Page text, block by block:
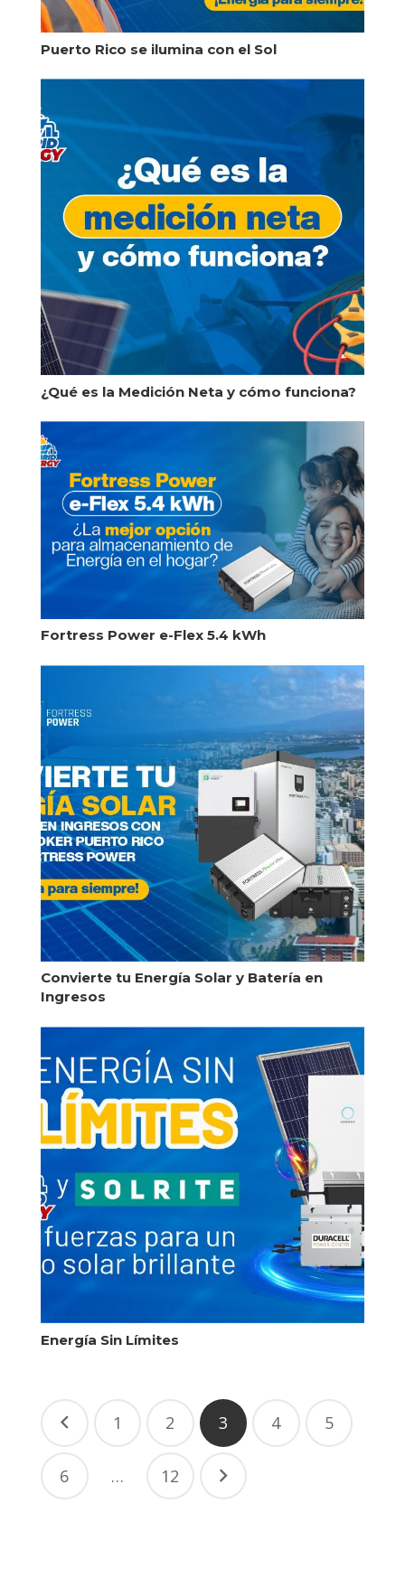
Puerto Rico se ilumina con el Sol
¿Qué es la Medición Neta y cómo funciona?
Fortress Power e-Flex 5.4 kWh
Convierte tu Energía Solar y Batería en
Ingresos
Energía Sin Límites
1 2 3 4 5
6 … 12